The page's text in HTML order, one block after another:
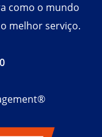
como o mundo
melhor serviço.